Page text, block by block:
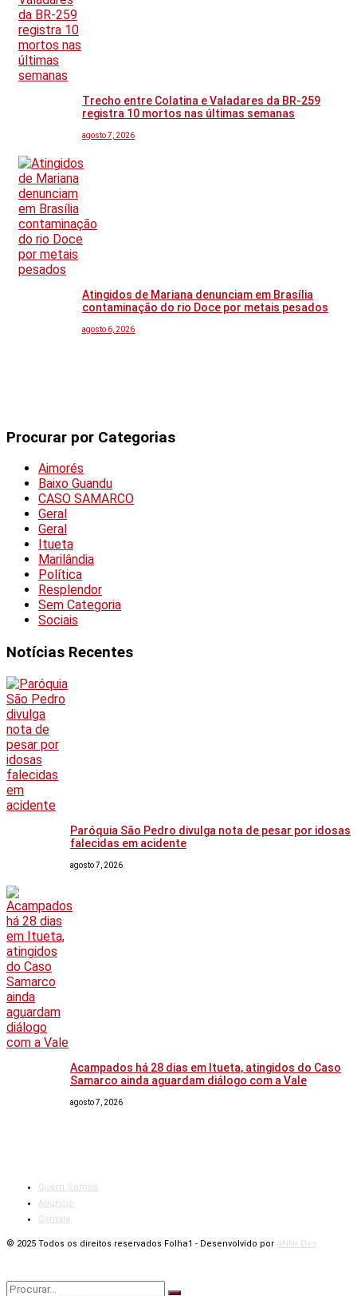
Trecho entre Colatina e Valadares da BR-259
registra 10 mortos nas últimas semanas
agosto 7, 2026
Atingidos de Mariana denunciam em Brasília
contaminação do rio Doce por metais pesados
agosto 6, 2026
Procurar por Categorias
Aimorés
Baixo Guandu
CASO SAMARCO
Geral
Geral
Itueta
Marilândia
Política
Resplendor
Sem Categoria
Sociais
Notícias Recentes
Paróquia São Pedro divulga nota de pesar por idosas
falecidas em acidente
agosto 7, 2026
Acampados há 28 dias em Itueta, atingidos do Caso
Samarco ainda aguardam diálogo com a Vale
agosto 7, 2026
Quem Somos
Anuncie
Contato
© 2025 Todos os direitos reservados Folha1 - Desenvolvido por dNNr Dev